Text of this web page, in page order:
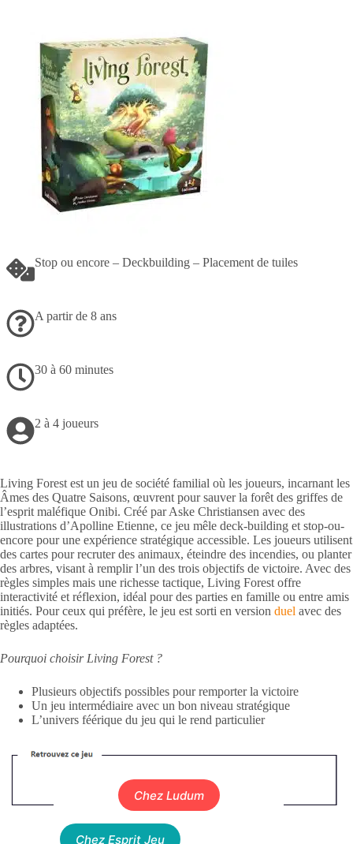
Stop ou encore – Deckbuilding – Placement de tuiles
A partir de 8 ans
30 à 60 minutes
2 à 4 joueurs
Living Forest est un jeu de société familial où les joueurs, incarnant les
Âmes des Quatre Saisons, œuvrent pour sauver la forêt des griffes de
l’esprit maléfique Onibi. Créé par Aske Christiansen avec des
illustrations d’Apolline Etienne, ce jeu mêle deck-building et stop-ou-
encore pour une expérience stratégique accessible. Les joueurs utilisent
des cartes pour recruter des animaux, éteindre des incendies, ou planter
des arbres, visant à remplir l’un des trois objectifs de victoire. Avec des
règles simples mais une richesse tactique, Living Forest offre
interactivité et réflexion, idéal pour des parties en famille ou entre amis
initiés. Pour ceux qui préfère, le jeu est sorti en version duel avec des
règles adaptées.
Pourquoi choisir Living Forest ?
Plusieurs objectifs possibles pour remporter la victoire
Un jeu intermédiaire avec un bon niveau stratégique
L’univers féérique du jeu qui le rend particulier
Chez Ludum
Chez Esprit Jeu